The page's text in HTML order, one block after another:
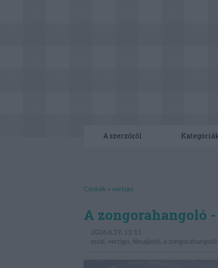
A szerzőről
Címkék » vertigo
A zongorahangoló
2026.6.19. 11:11
mozi vertigo filmajánló a zongorahangoló